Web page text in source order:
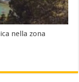
nella zona